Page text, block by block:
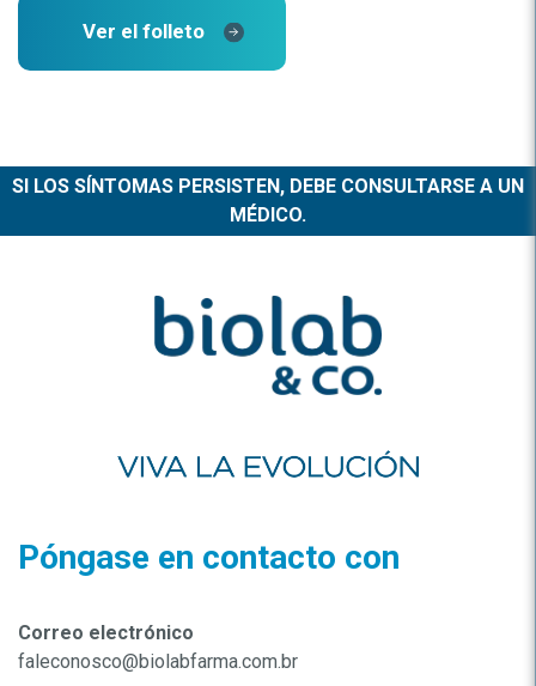
Ver el folleto
SI LOS SÍNTOMAS PERSISTEN, DEBE CONSULTARSE A UN
MÉDICO.
Póngase en contacto con
Correo electrónico
faleconosco@biolabfarma.com.br